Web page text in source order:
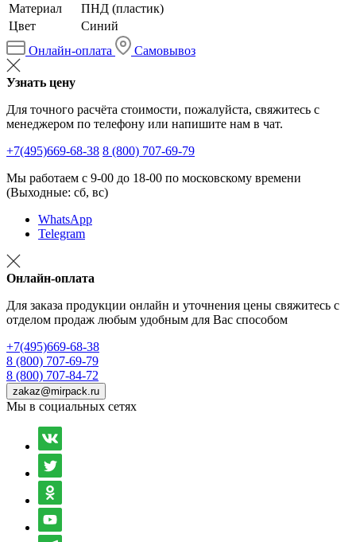
Материал
ПНД (пластик)
Цвет
Синий
Онлайн-оплата
Самовывоз
Узнать цену
Для точного расчёта стоимости, пожалуйста, свяжитесь с
менеджером по телефону или напишите нам в чат.
+7(495)669-68-38 8 (800) 707-69-79
Мы работаем с 9-00 до 18-00 по московскому времени
(Выходные: сб, вс)
WhatsApp
Telegram
Онлайн-оплата
Для заказа продукции онлайн и уточнения цены свяжитесь с
отделом продаж любым удобным для Вас способом
+7(495)669-68-38
8 (800) 707-69-79
8 (800) 707-84-72
zakaz@mirpack.ru
Мы в социальных сетях